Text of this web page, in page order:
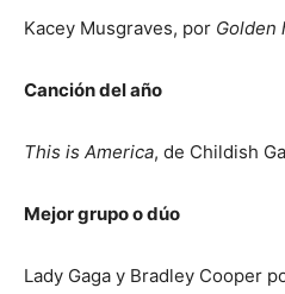
Kacey Musgraves, por Golden
Canción del año
This is America, de Childish
Mejor grupo o dúo
Lady Gaga y Bradley Cooper